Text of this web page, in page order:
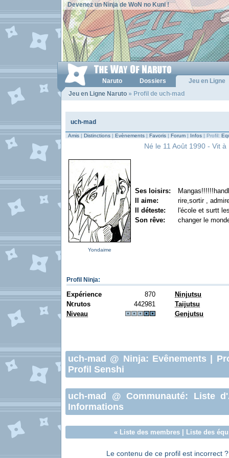
Devenez un Ninja de WoN no Kuni !
Naruto Dossiers
Jeu en Ligne
Jeu en Ligne Naruto » Profil de uch-mad
uch-mad
Amis | Distinctions | Evènements | Favoris | Forum | Infos | Profil:
Né le 11 Août 1990 - Vit
Yondaime
Ses loisirs:
Il aime:
rire,sortir ,
Il déteste:
l'école et surtt
Son rêve:
changer le
Profil Ninja:
Expérience 870
Ninjutsu
N€rutos 442981
Taijutsu
Niveau
Genjutsu
uch-mad @ Ninja: Evênements
Profil Senshi
uch-mad @ Communauté: Liste
Informations
« Liste des membres| Liste des
Le contenu de ce profil est incorrect